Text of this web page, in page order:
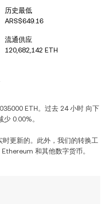
历史最低
ARS$649.16
流通供应
120,682,142 ETH
ETH。过去 24 小时 向下
少 0.00%。
时更新的。此外，我们的转换工
Ethereum 和其他数字货币。